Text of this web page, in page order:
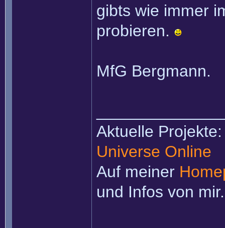
gibts wie immer
probieren.
MfG Bergmann.
Aktuelle
Universe Online
Auf meiner
und Infos von mir.